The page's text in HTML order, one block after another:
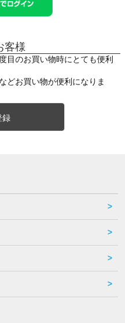
客様
目のお買い物時にとても便利
どお買い物が便利になりま
録